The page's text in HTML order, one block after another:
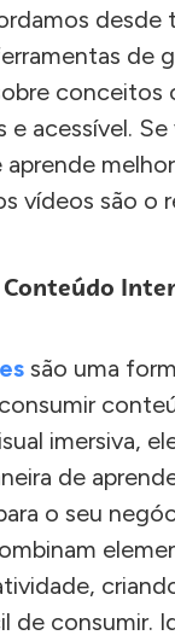
desde
de
conceitos
e acessível.
aprende
vídeos são o
são uma
imersiva,
de
o seu
de consumir.